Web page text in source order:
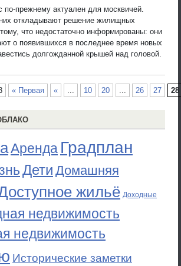
по-прежнему актуален для москвичей.
откладывают решение жилищных
что недостаточно информированы: они
о появившихся в последнее время новых
долгожданной крышей над головой.
« Первая « ... 10 20 ... 26 27 28
Аренда Градплан
Дети Домашняя
жильё Доходные
недвижимость
недвижимость
Исторические заметки